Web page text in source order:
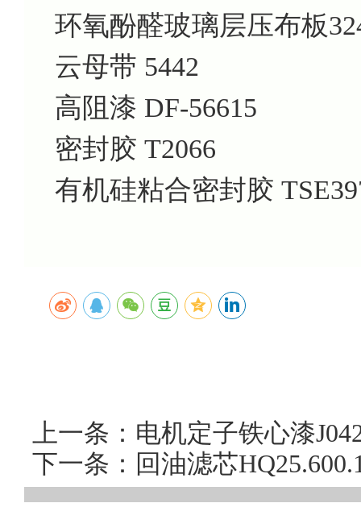
环氧酚醛玻璃层压布板
云母带 5442
高阻漆 DF-56615
密封胶 T2066
有机硅粘合密封胶
上一条：电机定子铁心漆
下一条：回油滤芯